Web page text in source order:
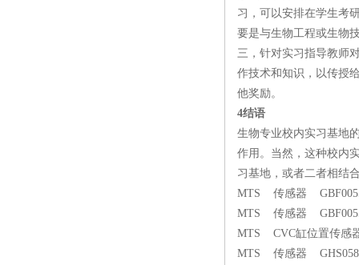
习，可以安排在学生考
要是与生物工程或生物
三，针对实习指导教师
作技术和知识，以传授
他奖励。
4结语
生物专业校内实习基地
作用。当然，这种校内
习基地，或者二者相结
MTS 传感器
MTS 传感器
MTS CVC缸位置传感
MTS 传感器